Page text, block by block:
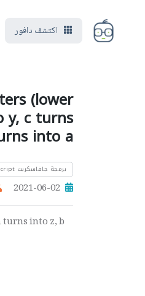
اكتشف دافور
(lower
y, c turns
into a
برمجة جافاسكربت java script
2021-06-02
turns into z, b